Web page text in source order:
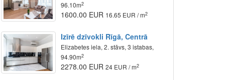
96.10m2
1600.00 EUR 16.65 EUR / m2
Izīrē dzīvokli Rīgā, Centrā
Elizabetes iela, 2. stāvs, 3 istabas,
94.90m2
2278.00 EUR24 EUR / m2